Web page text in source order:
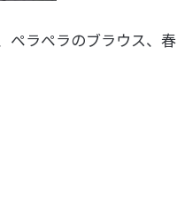
ペラペラのブラウス、春